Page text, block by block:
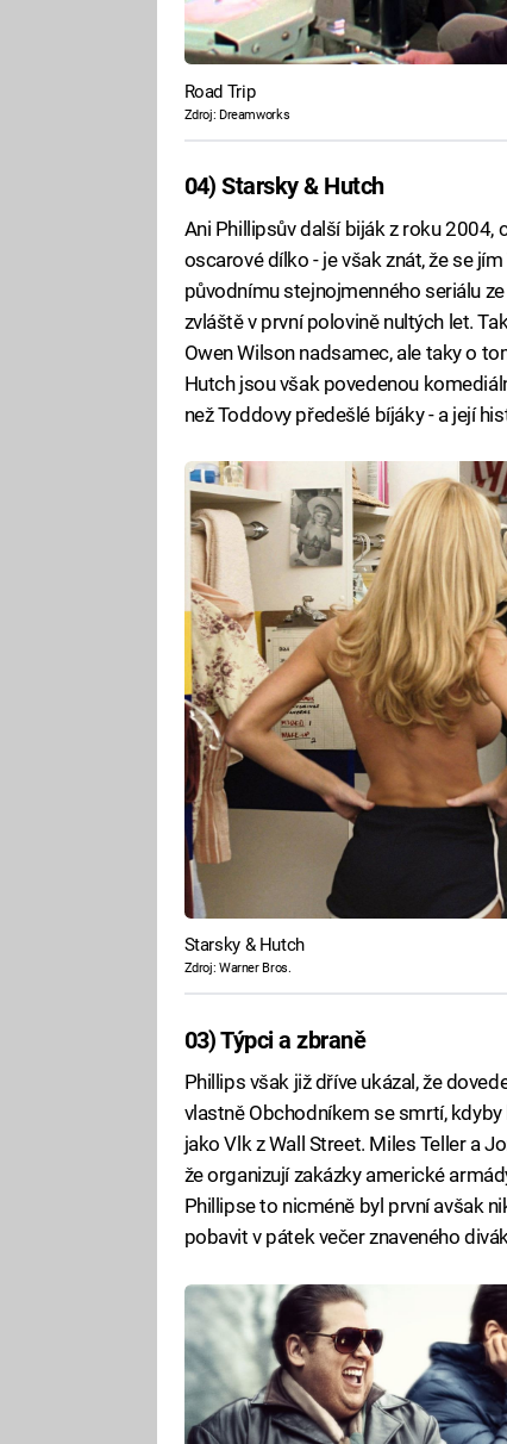
Road Trip
Zdroj: Dreamworks
04) Starsky & Hutch
Ani Phillipsův další biják z roku
oscarové dílko - je však znát, že se
původnímu stejnojmenného seriálu
zvláště v první polovině nultých let.
Owen Wilson nadsamec, ale taky o
Hutch jsou však povedenou
než Toddovy předešlé bíjáky - a její
Starsky & Hutch
Zdroj: Warner Bros.
03) Týpci a zbraně
Phillips však již dříve ukázal, že
vlastně Obchodníkem se smrtí,
jako Vlk z Wall Street. Miles Teller a
že organizují zakázky americké
Phillipse to nicméně byl první avšak
pobavit v pátek večer znaveného